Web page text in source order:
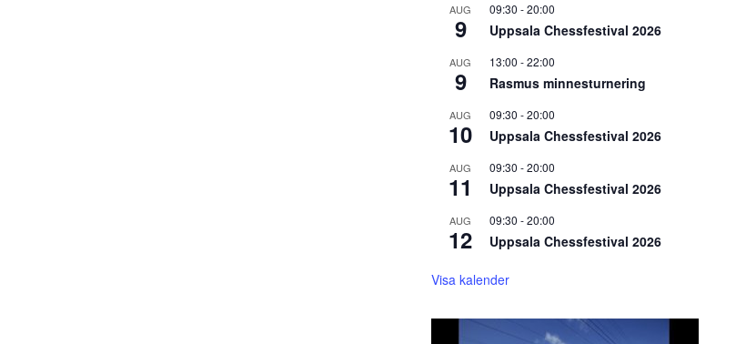
AUG
9
09:30 -20:00
Uppsala Chessfestival 2026
AUG
9
13:00 -22:00
Rasmus minnesturnering
AUG
10
09:30 -20:00
Uppsala Chessfestival 2026
AUG
11
09:30 -20:00
Uppsala Chessfestival 2026
AUG
12
09:30 -20:00
Uppsala Chessfestival 2026
Visa kalender